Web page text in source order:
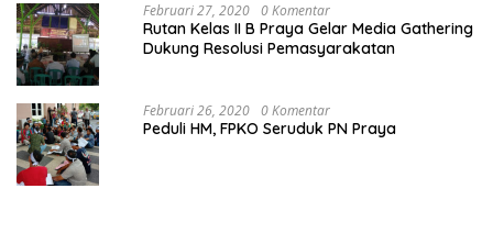
Februari 27, 2020 0 Komentar
Rutan Kelas II B Praya Gelar Media Gathering
Dukung Resolusi Pemasyarakatan
Februari 26, 2020 0 Komentar
Peduli HM, FPKO Seruduk PN Praya